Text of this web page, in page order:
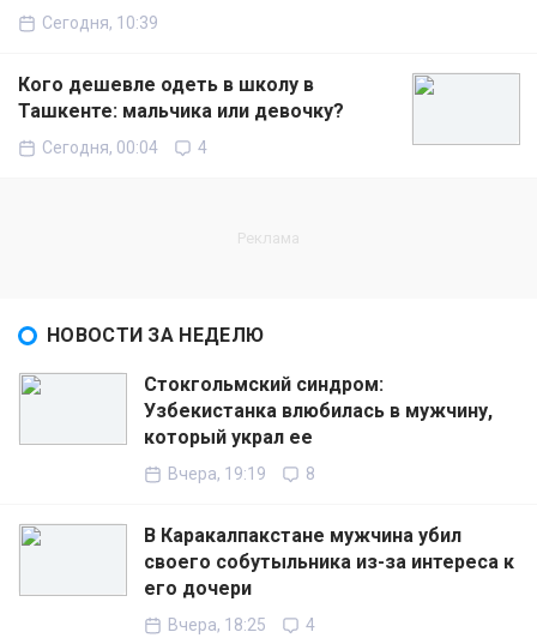
Сегодня, 10:39
Кого дешевле одеть в школу в
Ташкенте: мальчика или девочку?
Сегодня, 00:04 4
НОВОСТИ ЗА НЕДЕЛЮ
Стокгольмский синдром:
Узбекистанка влюбилась в мужчину,
который украл ее
Вчера, 19:19 8
В Каракалпакстане мужчина убил
своего собутыльника из-за интереса к
его дочери
Вчера, 18:25 4